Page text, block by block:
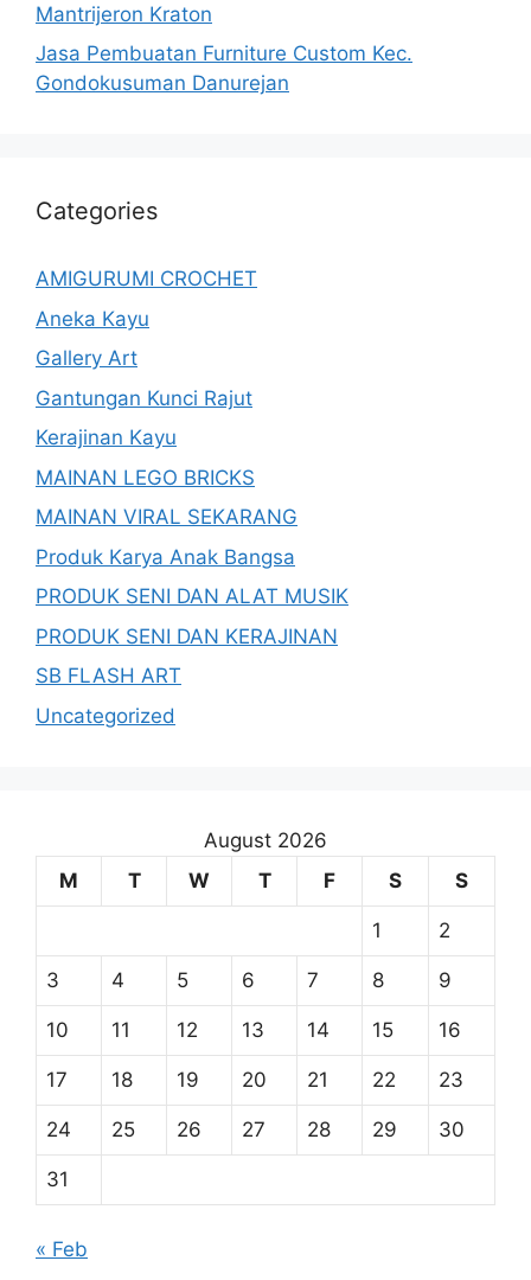
Mantrijeron Kraton
Jasa Pembuatan Furniture Custom Kec.
Gondokusuman Danurejan
Categories
AMIGURUMI CROCHET
Aneka Kayu
Gallery Art
Gantungan Kunci Rajut
Kerajinan Kayu
MAINAN LEGO BRICKS
MAINAN VIRAL SEKARANG
Produk Karya Anak Bangsa
PRODUK SENI DAN ALAT MUSIK
PRODUK SENI DAN KERAJINAN
SB FLASH ART
Uncategorized
August 2026
M
T W T F S S
1 2
3 4 5 6 7 8 9
10 11 12 13 14 15 16
17 18 19 20 21 22 23
24 25 26 27 28 29 30
31
« Feb